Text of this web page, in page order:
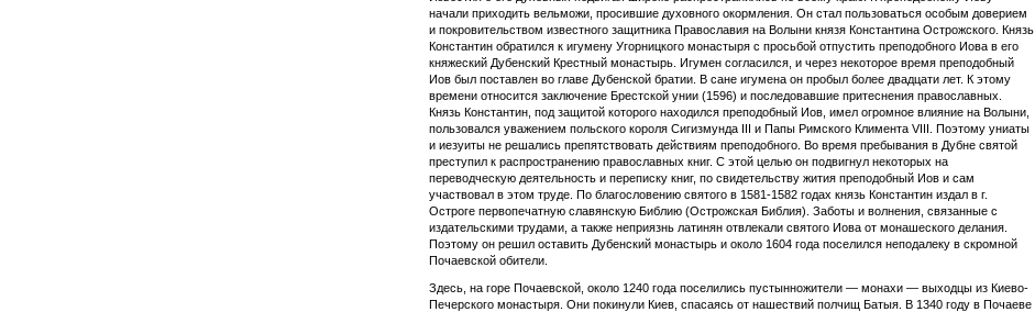
начали приходить вельможи, просившие духовного окормления. Он стал пользоваться особым доверием
и покровительством известного защитника Православия на Волыни князя Константина Острожского. Князь
Константин обратился к игумену Угорницкого монастыря с просьбой отпустить преподобного Иова в его
княжеский Дубенский Крестный монастырь. Игумен согласился, и через некоторое время преподобный
Иов был поставлен во главе Дубенской братии. В сане игумена он пробыл более двадцати лет. К этому
времени относится заключение Брестской унии (1596) и последовавшие притеснения православных.
Князь Константин, под защитой которого находился преподобный Иов, имел огромное влияние на Волыни,
пользовался уважением польского короля Сигизмунда III и Папы Римского Климента VIII. Поэтому униаты
и иезуиты не решались препятствовать действиям преподобного. Во время пребывания в Дубне святой
преступил к распространению православных книг. С этой целью он подвигнул некоторых на
переводческую деятельность и переписку книг, по свидетельству жития преподобный Иов и сам
участвовал в этом труде. По благословению святого в 1581-1582 годах князь Константин издал в г.
Остроге первопечатную славянскую Библию (Острожская Библия). Заботы и волнения, связанные с
издательскими трудами, а также неприязнь латинян отвлекали святого Иова от монашеского делания.
Поэтому он решил оставить Дубенский монастырь и около 1604 года поселился неподалеку в скромной
Почаевской обители.
Здесь, на горе Почаевской, около 1240 года поселились пустынножители — монахи — выходцы из Киево-
Печерского монастыря. Они покинули Киев, спасаясь от нашествий полчищ Батыя. В 1340 году в Почаеве